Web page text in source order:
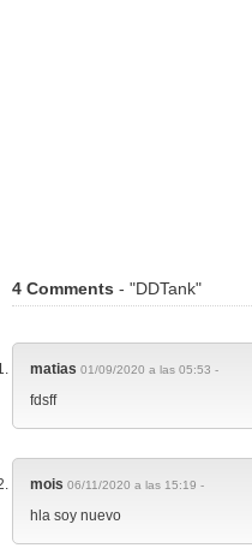
4 Comments - "DDTank"
matias 01/09/2020 a las 05:53 -
fdsff
mois 06/11/2020 a las 15:19 -
hla soy nuevo